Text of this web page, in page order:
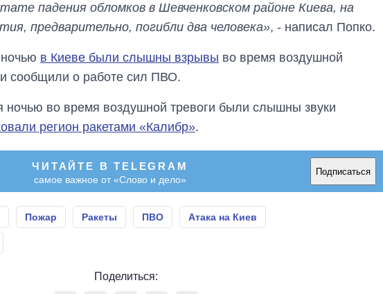
падения обломков в Шевченковском районе Киева, на
предварительно, погибли два человека», - написал Попко.
в Киеве были слышны взрывы во время воздушной
сообщили о работе сил ПВО.
ночью во время воздушной тревоги были слышны звуки
регион ракетами «Калибр».
ЧИТАЙТЕ В TELEGRAM
самое важное от «Слово и дело»
Подписаться
Пожар Ракеты ПВО Атака на Киев
Поделиться: